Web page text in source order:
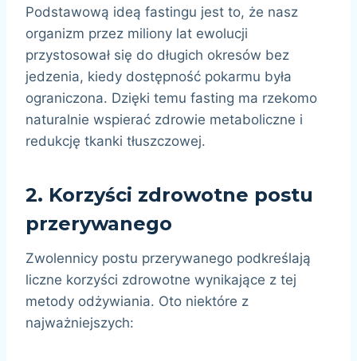
Podstawową ideą fastingu jest to, że nasz
organizm przez miliony lat ewolucji
przystosował się do długich okresów bez
jedzenia, kiedy dostępność pokarmu była
ograniczona. Dzięki temu fasting ma rzekomo
naturalnie wspierać zdrowie metaboliczne i
redukcję tkanki tłuszczowej.
2. Korzyści zdrowotne postu
przerywanego
Zwolennicy postu przerywanego podkreślają
liczne korzyści zdrowotne wynikające z tej
metody odżywiania. Oto niektóre z
najważniejszych: